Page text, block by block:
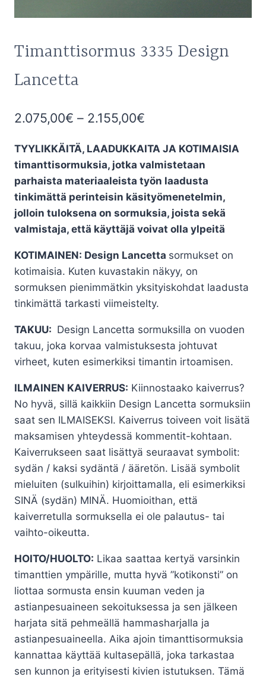
Timanttisormus 3335 Design
Lancetta
2.075,00€ – 2.155,00€
2.155,00€
TYYLIKKÄITÄ, LAADUKKAITA JA KOTIMAISIA
timanttisormuksia, jotka valmistetaan
parhaista materiaaleista työn laadusta
tinkimättä perinteisin käsityömenetelmin,
jolloin tuloksena on sormuksia, joista sekä
valmistaja, että käyttäjä voivat olla ylpeitä
KOTIMAINEN: Design Lancetta sormukset on
kotimaisia. Kuten kuvastakin näkyy, on
sormuksen pienimmätkin yksityiskohdat laadusta
tinkimättä tarkasti viimeistelty.
TAKUU: Design Lancetta sormuksilla on vuoden
takuu, joka korvaa valmistuksesta johtuvat
virheet, kuten esimerkiksi timantin irtoamisen.
ILMAINEN KAIVERRUS: Kiinnostaako kaiverrus?
No hyvä, sillä kaikkiin Design Lancetta sormuksiin
saat sen ILMAISEKSI. Kaiverrus toiveen voit lisätä
maksamisen yhteydessä kommentit-kohtaan.
Kaiverrukseen saat lisättyä seuraavat symbolit:
sydän / kaksi sydäntä / ääretön. Lisää symbolit
mieluiten (sulkuihin) kirjoittamalla, eli esimerkiksi
SINÄ (sydän) MINÄ. Huomioithan, että
kaiverretulla sormuksella ei ole palautus- tai
vaihto-oikeutta.
HOITO/HUOLTO: Likaa saattaa kertyä varsinkin
timanttien ympärille, mutta hyvä ”kotikonsti” on
liottaa sormusta ensin kuuman veden ja
astianpesuaineen sekoituksessa ja sen jälkeen
harjata sitä pehmeällä hammasharjalla ja
astianpesuaineella. Aika ajoin timanttisormuksia
kannattaa käyttää kultasepällä, joka tarkastaa
sen kunnon ja erityisesti kivien istutuksen. Tämä